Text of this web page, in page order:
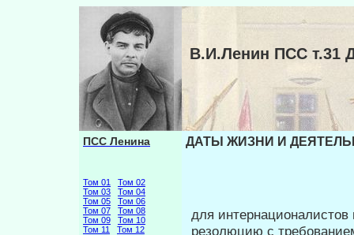
В.И.Ленин ПСС
ПСС Ленина
Том 01
Том 02
Том 03
Том 04
Том 05
Том 06
Том 07
Том 08
Том 09
Том 10
Том 11
Том 12
ДАТЫ ЖИЗНИ И
для
резолюцию с